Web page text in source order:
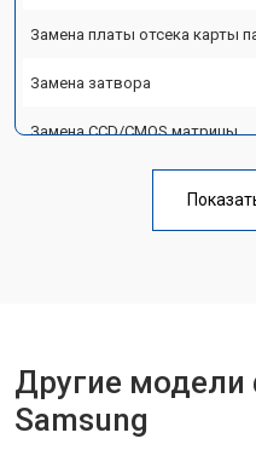
Замена платы отсека карты
Замена затвора
Замена CCD/CMOS матрицы
Чистка матрицы
Другие модели
Samsung